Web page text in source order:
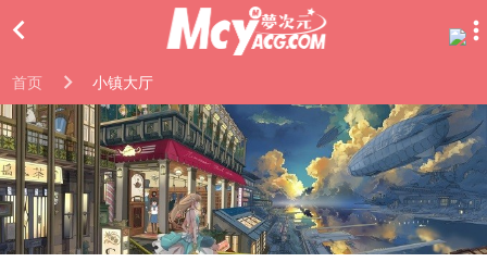

首页 小镇大厅